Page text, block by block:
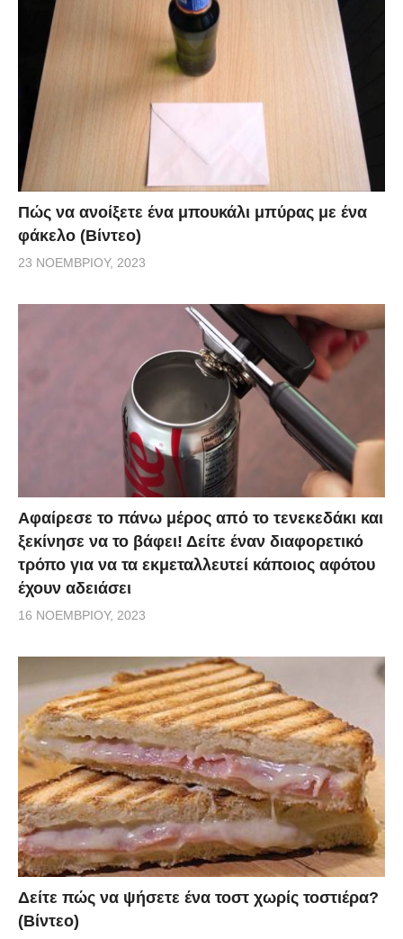
Πώς να ανοίξετε ένα μπουκάλι μπύρας με ένα
φάκελο (Βίντεο)
23 ΝΟΕΜΒΡΊΟΥ, 2023
Αφαίρεσε το πάνω μέρος από το τενεκεδάκι και
ξεκίνησε να το βάφει! Δείτε έναν διαφορετικό
τρόπο για να τα εκμεταλλευτεί κάποιος αφότου
έχουν αδειάσει
16 ΝΟΕΜΒΡΊΟΥ, 2023
Δείτε πώς να ψήσετε ένα τοστ χωρίς τοστιέρα?
(Βίντεο)